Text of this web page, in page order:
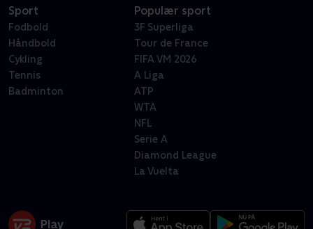
Sport
Fodbold
Håndbold
Cykling
Tennis
Badminton
Populær sport
3F Superliga
Tour de France
FIFA VM 2026
A Liga
ATP
WTA
NFL
Serie A
Diamond League
La Vuelta